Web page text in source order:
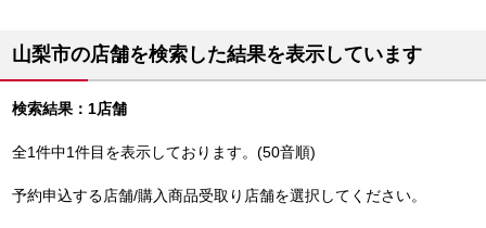
山梨市の店舗を検索した結果を表示しています
検索結果：1店舗
全1件中1件目を表示しております。(50音順)
予約申込する店舗/購入商品受取り店舗を選択してください。